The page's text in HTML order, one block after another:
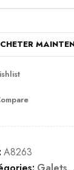
A8263